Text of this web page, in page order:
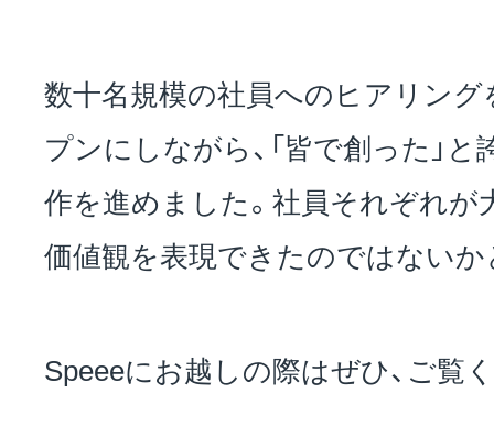
数十名規模の社員へのヒアリング
プンにしながら、「皆で創った」
作を進めました。社員それぞれ
価値観を表現できたのではない
Speeeにお越しの際はぜひ、ご覧